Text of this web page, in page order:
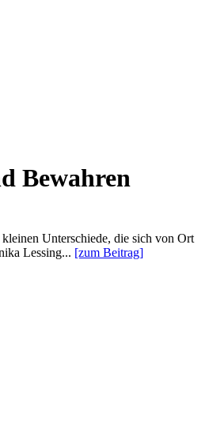
Bewahren
Unterschiede, die sich von Ort
Lessing... [zum Beitrag]